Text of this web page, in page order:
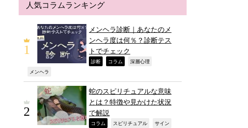
人気コラムランキング
メンヘラ診断｜あなたのメ
ンヘラ度は何％？診断テス
トでチェック
診断 コラム 深層心理
メンヘラ
蛇のスピリチュアルな意味
とは？特徴や見かけた状況
で解説
コラム スピリチュアル サイン